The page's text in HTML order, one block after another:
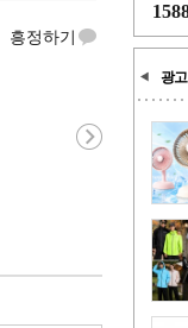
광고
흥정하기